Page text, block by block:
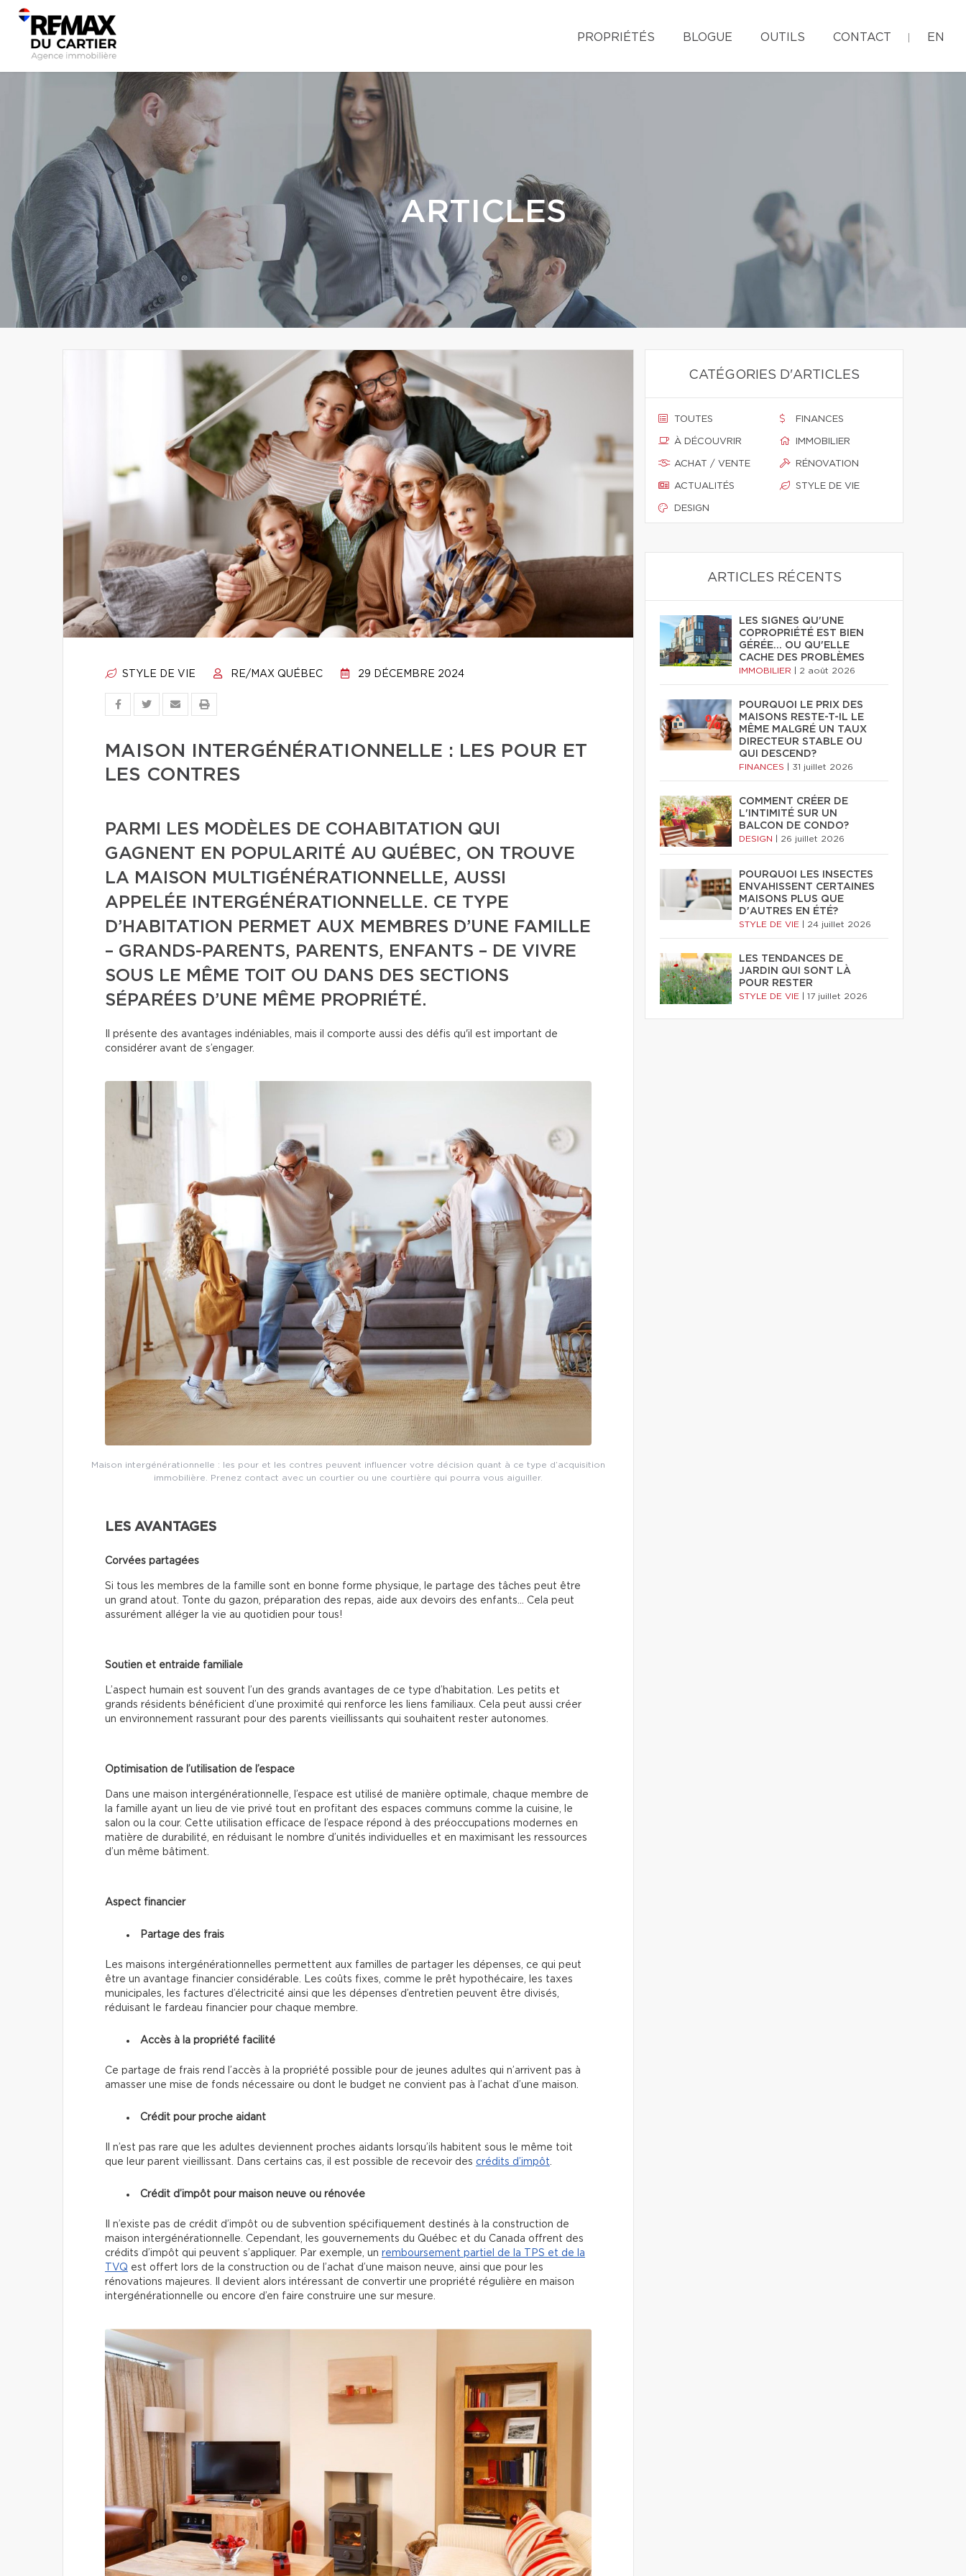
PROPRIÉTÉS BLOGUE OUTILS CONTACT EN
ARTICLES
STYLE DE VIE RE/MAX QUÉBEC 29 DÉCEMBRE 2024
MAISON INTERGÉNÉRATIONNELLE : LES POUR ET
LES CONTRES
PARMI LES MODÈLES DE COHABITATION QUI
GAGNENT EN POPULARITÉ AU QUÉBEC, ON TROUVE
LA MAISON MULTIGÉNÉRATIONNELLE, AUSSI
APPELÉE INTERGÉNÉRATIONNELLE. CE TYPE
D’HABITATION PERMET AUX MEMBRES D’UNE FAMILLE
– GRANDS-PARENTS, PARENTS, ENFANTS – DE VIVRE
SOUS LE MÊME TOIT OU DANS DES SECTIONS
SÉPARÉES D’UNE MÊME PROPRIÉTÉ.
Il présente des avantages indéniables, mais il comporte aussi des défis qu'il est important de
considérer avant de s’engager.
Maison intergénérationnelle : les pour et les contres peuvent influencer votre décision quant à ce type d’acquisition
immobilière. Prenez contact avec un courtier ou une courtière qui pourra vous aiguiller.
LES AVANTAGES
Corvées partagées
Si tous les membres de la famille sont en bonne forme physique, le partage des tâches peut être
un grand atout. Tonte du gazon, préparation des repas, aide aux devoirs des enfants… Cela peut
assurément alléger la vie au quotidien pour tous!
Soutien et entraide familiale
L’aspect humain est souvent l’un des grands avantages de ce type d’habitation. Les petits et
grands résidents bénéficient d’une proximité qui renforce les liens familiaux. Cela peut aussi créer
un environnement rassurant pour des parents vieillissants qui souhaitent rester autonomes.
Optimisation de l’utilisation de l’espace
Dans une maison intergénérationnelle, l’espace est utilisé de manière optimale, chaque membre de
la famille ayant un lieu de vie privé tout en profitant des espaces communs comme la cuisine, le
salon ou la cour. Cette utilisation efficace de l’espace répond à des préoccupations modernes en
matière de durabilité, en réduisant le nombre d’unités individuelles et en maximisant les ressources
d’un même bâtiment.
Aspect financier
Partage des frais
Les maisons intergénérationnelles permettent aux familles de partager les dépenses, ce qui peut
être un avantage financier considérable. Les coûts fixes, comme le prêt hypothécaire, les taxes
municipales, les factures d’électricité ainsi que les dépenses d’entretien peuvent être divisés,
réduisant le fardeau financier pour chaque membre.
Accès à la propriété facilité
Ce partage de frais rend
l’accès à la propriété possible pour de jeunes adultes qui n’arrivent pas à
amasser une mise de fonds nécessaire ou dont le budget ne convient pas à l’achat d’une maison.
Crédit pour proche aidant
Il n’est pas rare que les adultes deviennent proches aidants lorsqu’ils habitent sous le même toit
que leur parent vieillissant. Dans certains cas, il est possible de recevoir des crédits d’impôt.
Crédit d’impôt pour maison neuve ou rénovée
Il n’existe pas de crédit d’impôt ou de subvention spécifiquement destinés à la construction de
maison intergénérationnelle. Cependant, les gouvernements du Québec et du Canada offrent des
crédits d’impôt qui peuvent s’appliquer. Par exemple, un remboursement partiel de la TPS et de la
TVQ est offert lors de la construction ou de l’achat d’une maison neuve, ainsi que pour les
rénovations majeures. Il devient alors intéressant de convertir une propriété régulière en maison
intergénérationnelle ou encore d’en faire construire une sur mesure.
CATÉGORIES D'ARTICLES
TOUTES
À DÉCOUVRIR
ACHAT / VENTE
ACTUALITÉS
DESIGN
FINANCES
IMMOBILIER
RÉNOVATION
STYLE DE VIE
ARTICLES RÉCENTS
LES SIGNES QU'UNE
COPROPRIÉTÉ EST BIEN
GÉRÉE… OU QU'ELLE
CACHE DES PROBLÈMES
IMMOBILIER 2 août 2026
POURQUOI LE PRIX DES
MAISONS RESTE-T-IL LE
MÊME MALGRÉ UN TAUX
DIRECTEUR STABLE OU
QUI DESCEND?
FINANCES 31 juillet 2026
COMMENT CRÉER DE
L'INTIMITÉ SUR UN
BALCON DE CONDO?
DESIGN 26 juillet 2026
POURQUOI LES INSECTES
ENVAHISSENT CERTAINES
MAISONS PLUS QUE
D'AUTRES EN ÉTÉ?
STYLE DE VIE 24 juillet 2026
LES TENDANCES DE
JARDIN QUI SONT LÀ
POUR RESTER
STYLE DE VIE 17 juillet 2026